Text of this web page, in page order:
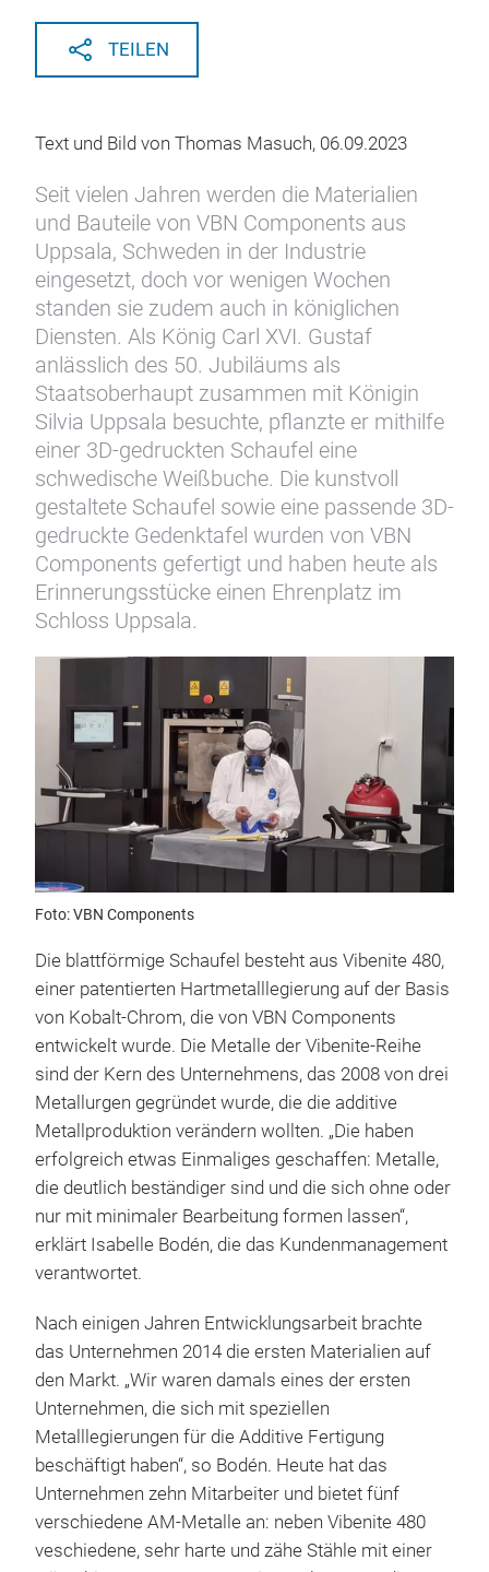
TEILEN
Text und Bild von Thomas Masuch, 06.09.2023
Seit vielen Jahren werden die Materialien
und Bauteile von VBN Components aus
Uppsala, Schweden in der Industrie
eingesetzt, doch vor wenigen Wochen
standen sie zudem auch in königlichen
Diensten. Als König Carl XVI. Gustaf
anlässlich des 50. Jubiläums als
Staatsoberhaupt zusammen mit Königin
Silvia Uppsala besuchte, pflanzte er mithilfe
einer 3D-gedruckten Schaufel eine
schwedische Weißbuche. Die kunstvoll
gestaltete Schaufel sowie eine passende 3D-
gedruckte Gedenktafel wurden von VBN
Components gefertigt und haben heute als
Erinnerungsstücke einen Ehrenplatz im
Schloss Uppsala.
Foto: VBN Components
Die blattförmige Schaufel besteht aus Vibenite 480,
einer patentierten Hartmetalllegierung auf der Basis
von Kobalt-Chrom, die von VBN Components
entwickelt wurde. Die Metalle der Vibenite-Reihe
sind der Kern des Unternehmens, das 2008 von drei
Metallurgen gegründet wurde, die die additive
Metallproduktion verändern wollten. „Die haben
erfolgreich etwas Einmaliges geschaffen: Metalle,
die deutlich beständiger sind und die sich ohne oder
nur mit minimaler Bearbeitung formen lassen“,
erklärt Isabelle Bodén, die das Kundenmanagement
verantwortet.
Nach einigen Jahren Entwicklungsarbeit brachte
das Unternehmen 2014 die ersten Materialien auf
den Markt. „Wir waren damals eines der ersten
Unternehmen, die sich mit speziellen
Metalllegierungen für die Additive Fertigung
beschäftigt haben“, so Bodén. Heute hat das
Unternehmen zehn Mitarbeiter und bietet fünf
verschiedene AM-Metalle an: neben Vibenite 480
veschiedene, sehr harte und zähe Stähle mit einer